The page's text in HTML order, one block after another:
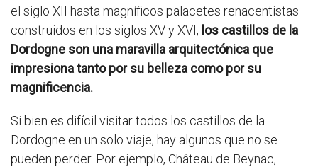
el siglo XII hasta magníficos palacetes renacentistas
construidos en los siglos XV y XVI, los castillos de la
Dordogne son una maravilla arquitectónica que
impresiona tanto por su belleza como por su
magnificencia.
Si bien es difícil visitar todos los castillos de la
Dordogne en un solo viaje, hay algunos que no se
pueden perder. Por ejemplo, Château de Beynac,